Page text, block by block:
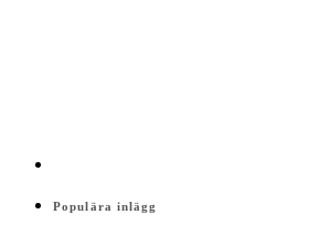
Populära inlägg